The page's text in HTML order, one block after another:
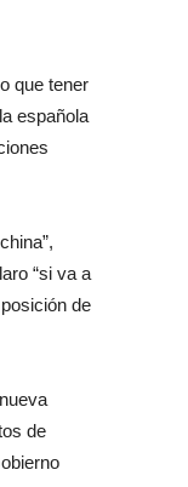
que tener
española
“si va a
de
de